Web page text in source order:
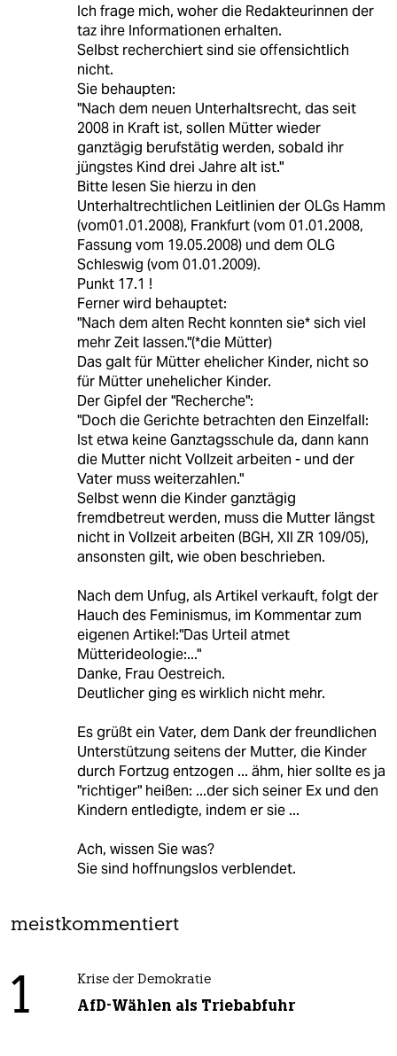
Ich frage mich, woher die Redakteurinnen der
taz ihre Informationen erhalten.
Selbst recherchiert sind sie offensichtlich
nicht.
Sie behaupten:
"Nach dem neuen Unterhaltsrecht, das seit
2008 in Kraft ist, sollen Mütter wieder
ganztägig berufstätig werden, sobald ihr
jüngstes Kind drei Jahre alt ist."
Bitte lesen Sie hierzu in den
Unterhaltrechtlichen Leitlinien der OLGs Hamm
(vom01.01.2008), Frankfurt (vom 01.01.2008,
Fassung vom 19.05.2008) und dem OLG
Schleswig (vom 01.01.2009).
Punkt 17.1 !
Ferner wird behauptet:
"Nach dem alten Recht konnten sie* sich viel
mehr Zeit lassen."(*die Mütter)
Das galt für Mütter ehelicher Kinder, nicht so
für Mütter unehelicher Kinder.
Der Gipfel der "Recherche":
"Doch die Gerichte betrachten den Einzelfall:
Ist etwa keine Ganztagsschule da, dann kann
die Mutter nicht Vollzeit arbeiten - und der
Vater muss weiterzahlen."
Selbst wenn die Kinder ganztägig
fremdbetreut werden, muss die Mutter längst
nicht in Vollzeit arbeiten (BGH, XII ZR 109/05),
ansonsten gilt, wie oben beschrieben.
Nach dem Unfug, als Artikel verkauft, folgt der
Hauch des Feminismus, im Kommentar zum
eigenen Artikel:"Das Urteil atmet
Mütterideologie:..."
Danke, Frau Oestreich.
Deutlicher ging es wirklich nicht mehr.
Es grüßt ein Vater, dem Dank der freundlichen
Unterstützung seitens der Mutter, die Kinder
durch Fortzug entzogen ... ähm, hier sollte es ja
"richtiger" heißen: ...der sich seiner Ex und den
Kindern entledigte, indem er sie ...
Ach, wissen Sie was?
Sie sind hoffnungslos verblendet.
meistkommentiert
1 Krise der Demokratie
AfD-Wählen als Triebabfuhr